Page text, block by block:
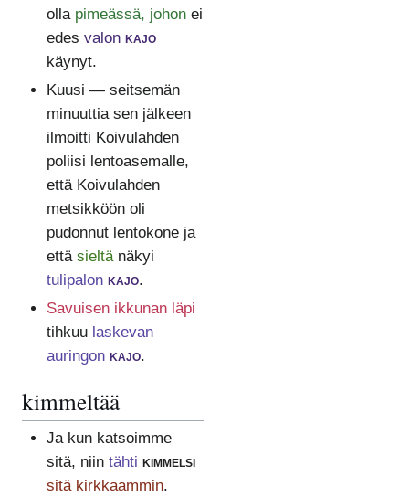
olla pimeässä, johonei
edes valon kajo
käynyt.
Kuusi — seitsemän
minuuttia sen jälkeen
ilmoitti Koivulahden
poliisi lentoasemalle,
että Koivulahden
metsikköön oli
pudonnut lentokone ja
että sieltänäkyi
tulipalon kajo.
Savuisen ikkunan läpi
tihkuu laskevan
auringon kajo.
kimmeltää
Ja kun katsoimme
sitä, niin tähti kimmelsi
sitä kirkkaammin.